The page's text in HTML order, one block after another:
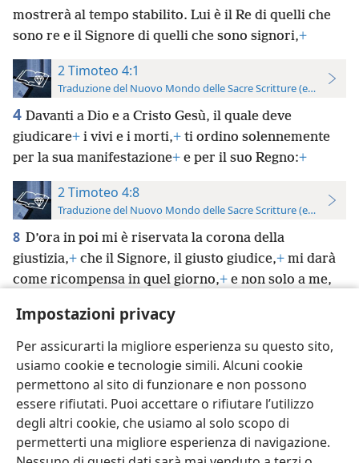
Impostazioni privacy
Per assicurarti la migliore esperienza su questo sito,
usiamo cookie e tecnologie simili. Alcuni cookie
permettono al sito di funzionare e non possono
essere rifiutati. Puoi accettare o rifiutare l’utilizzo
degli altri cookie, che usiamo al solo scopo di
permetterti una migliore esperienza di navigazione.
mostrerà al tempo stabilito. Lui è il Re di quelli che
sono re e il Signore di quelli che sono signori,+
2 Timoteo 4:1
Traduzione del Nuovo Mondo delle Sacre Scritture (edizione
4 Davanti a Dio e a Cristo Gesù, il quale deve
giudicare+ i vivi e i morti,+ ti ordino solennemente
per la sua manifestazione+ e per il suo Regno:+
2 Timoteo 4:8
Traduzione del Nuovo Mondo delle Sacre Scritture (edizione
8 D’ora in poi mi è riservata la corona della
giustizia,+ che il Signore, il giusto giudice,+ mi darà
come ricompensa in quel giorno,+ e non solo a me,
manifestazione.
Italiano Impostazioni
Copyright© 2026 Watch Tower Bible and Tract Society of Pennsylvania
Condizioni d’uso Informativa sulla privacy Impostazioni privacy